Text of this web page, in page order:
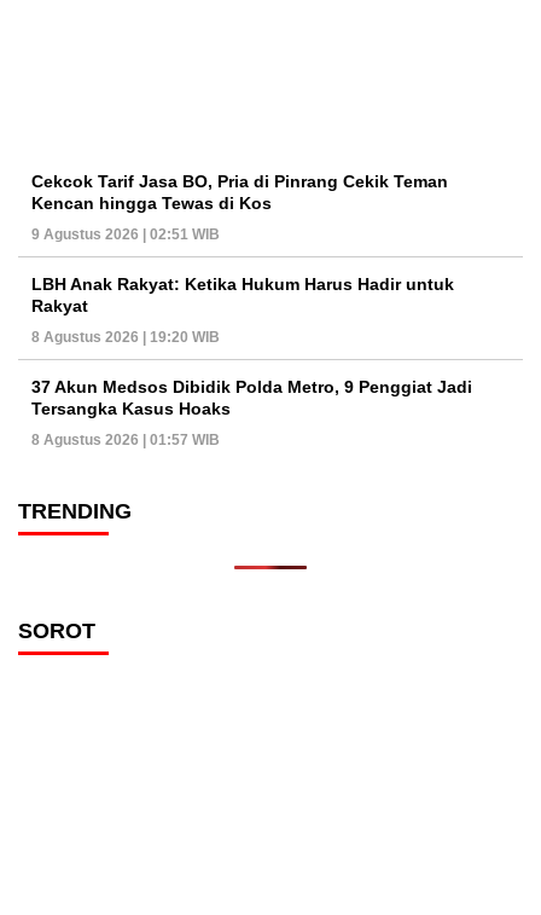
Cekcok Tarif Jasa BO, Pria di Pinrang Cekik Teman
Kencan hingga Tewas di Kos
9 Agustus 2026 | 02:51 WIB
LBH Anak Rakyat: Ketika Hukum Harus Hadir untuk
Rakyat
8 Agustus 2026 | 19:20 WIB
37 Akun Medsos Dibidik Polda Metro, 9 Penggiat Jadi
Tersangka Kasus Hoaks
8 Agustus 2026 | 01:57 WIB
TRENDING
SOROT